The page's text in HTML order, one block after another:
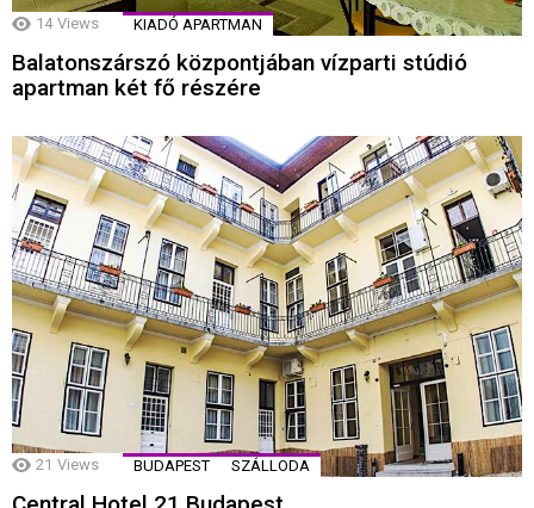
14 Views KIADÓ APARTMAN
Balatonszárszó központjában vízparti stúdió
apartman két fő részére
21 Views BUDAPEST SZÁLLODA